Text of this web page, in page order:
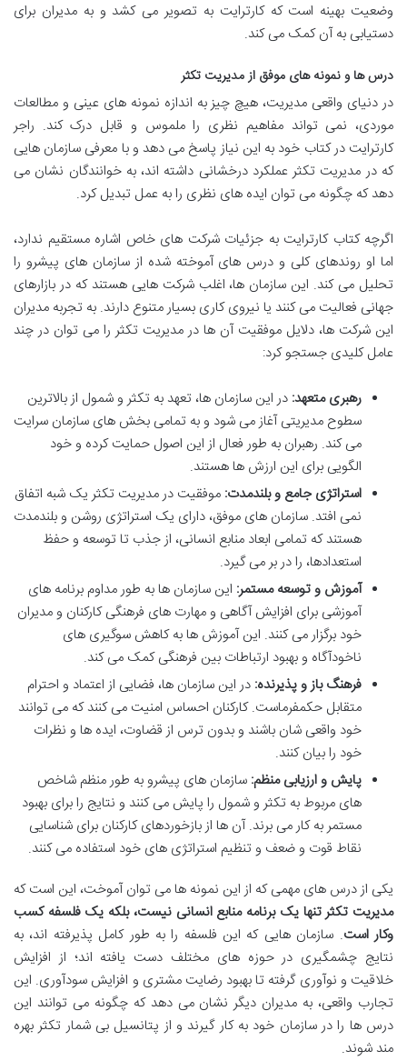
وضعیت بهینه است که کارترایت به تصویر می کشد و به مدیران برای
دستیابی به آن کمک می کند.
درس ها و نمونه های موفق از مدیریت تکثر
در دنیای واقعی مدیریت، هیچ چیز به اندازه نمونه های عینی و مطالعات
موردی، نمی تواند مفاهیم نظری را ملموس و قابل درک کند. راجر
کارترایت در کتاب خود به این نیاز پاسخ می دهد و با معرفی سازمان هایی
که در مدیریت تکثر عملکرد درخشانی داشته اند، به خوانندگان نشان می
دهد که چگونه می توان ایده های نظری را به عمل تبدیل کرد.
اگرچه کتاب کارترایت به جزئیات شرکت های خاص اشاره مستقیم ندارد،
اما او روندهای کلی و درس های آموخته شده از سازمان های پیشرو را
تحلیل می کند. این سازمان ها، اغلب شرکت هایی هستند که در بازارهای
جهانی فعالیت می کنند یا نیروی کاری بسیار متنوع دارند. به تجربه مدیران
این شرکت ها، دلایل موفقیت آن ها در مدیریت تکثر را می توان در چند
عامل کلیدی جستجو کرد:
رهبری متعهد: در این سازمان ها، تعهد به تکثر و شمول از بالاترین
سطوح مدیریتی آغاز می شود و به تمامی بخش های سازمان سرایت
می کند. رهبران به طور فعال از این اصول حمایت کرده و خود
الگویی برای این ارزش ها هستند.
استراتژی جامع و بلندمدت: موفقیت در مدیریت تکثر یک شبه اتفاق
نمی افتد. سازمان های موفق، دارای یک استراتژی روشن و بلندمدت
هستند که تمامی ابعاد منابع انسانی، از جذب تا توسعه و حفظ
استعدادها، را در بر می گیرد.
آموزش و توسعه مستمر: این سازمان ها به طور مداوم برنامه های
آموزشی برای افزایش آگاهی و مهارت های فرهنگی کارکنان و مدیران
خود برگزار می کنند. این آموزش ها به کاهش سوگیری های
ناخودآگاه و بهبود ارتباطات بین فرهنگی کمک می کند.
فرهنگ باز و پذیرنده: در این سازمان ها، فضایی از اعتماد و احترام
متقابل حکمفرماست. کارکنان احساس امنیت می کنند که می توانند
خود واقعی شان باشند و بدون ترس از قضاوت، ایده ها و نظرات
خود را بیان کنند.
پایش و ارزیابی منظم: سازمان های پیشرو به طور منظم شاخص
های مربوط به تکثر و شمول را پایش می کنند و نتایج را برای بهبود
مستمر به کار می برند. آن ها از بازخوردهای کارکنان برای شناسایی
نقاط قوت و ضعف و تنظیم استراتژی های خود استفاده می کنند.
یکی از درس های مهمی که از این نمونه ها می توان آموخت، این است که
مدیریت تکثر تنها یک برنامه منابع انسانی نیست، بلکه یک فلسفه کسب
وکار است. سازمان هایی که این فلسفه را به طور کامل پذیرفته اند، به
نتایج چشمگیری در حوزه های مختلف دست یافته اند؛ از افزایش
خلاقیت و نوآوری گرفته تا بهبود رضایت مشتری و افزایش سودآوری. این
تجارب واقعی، به مدیران دیگر نشان می دهد که چگونه می توانند این
درس ها را در سازمان خود به کار گیرند و از پتانسیل بی شمار تکثر بهره
مند شوند.